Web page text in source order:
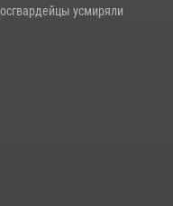
усмиряли